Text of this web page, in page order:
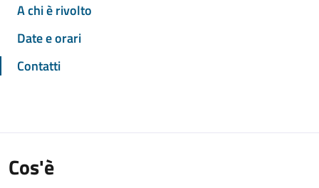
A chi è rivolto
Date e orari
Contatti
Cos'è